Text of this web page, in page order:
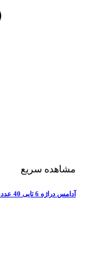
مشاهده سریع
آدامس دراژه 6 تایی 40 عددی ماستیک (سقز40*12)